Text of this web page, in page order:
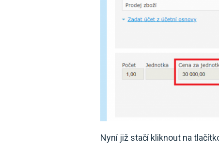
Nyní již stačí kliknout na